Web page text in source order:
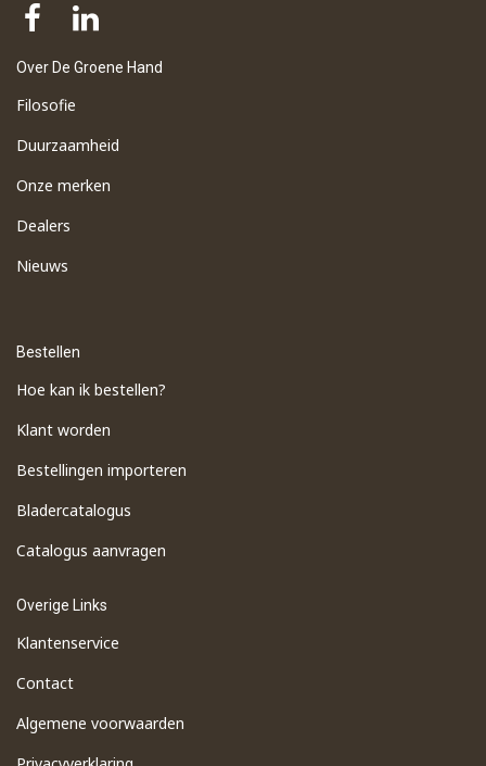
Over De Groene Hand
Filosofie
Duurzaamheid
Onze merken
Dealers
Nieuws
Bestellen
Hoe kan ik bestellen?
Klant worden
Bestellingen importeren
​Bladercatalogus
​Catalogus aanvragen
Overige Links
Klantenservice
Contact
Algemene voorwaarden